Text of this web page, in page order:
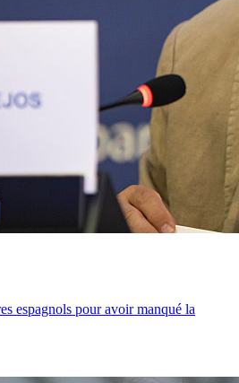
espagnols pour avoir manqué la